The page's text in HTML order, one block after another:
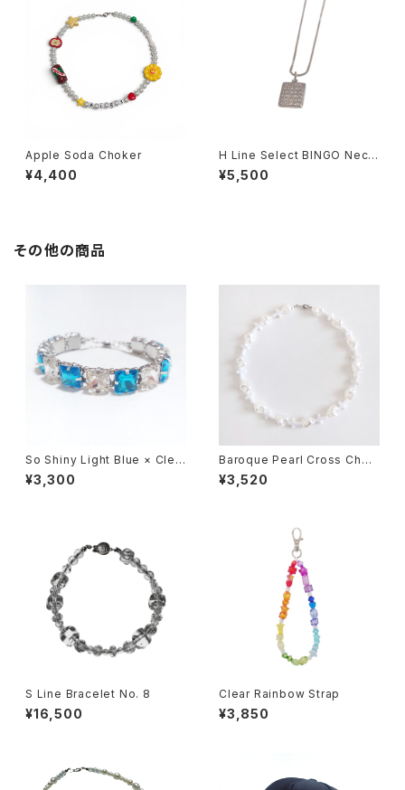
Apple Soda Choker
¥4,400
H Line Select BINGO Neckl
ace
¥5,500
その他の商品
So Shiny Light Blue × Clea
r Bracelet
¥3,300
Baroque Pearl Cross Chok
er 【White】
¥3,520
S Line Bracelet No. 8
¥16,500
Clear Rainbow Strap
¥3,850